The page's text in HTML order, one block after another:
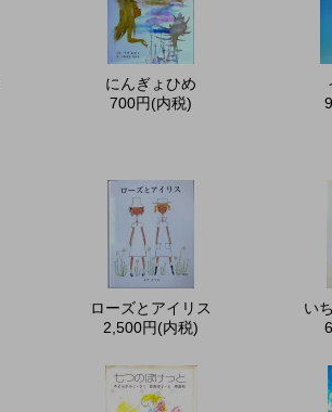
にんぎょひめ
700円(内税)
ローズとアイリス
2,500円(内税)
い